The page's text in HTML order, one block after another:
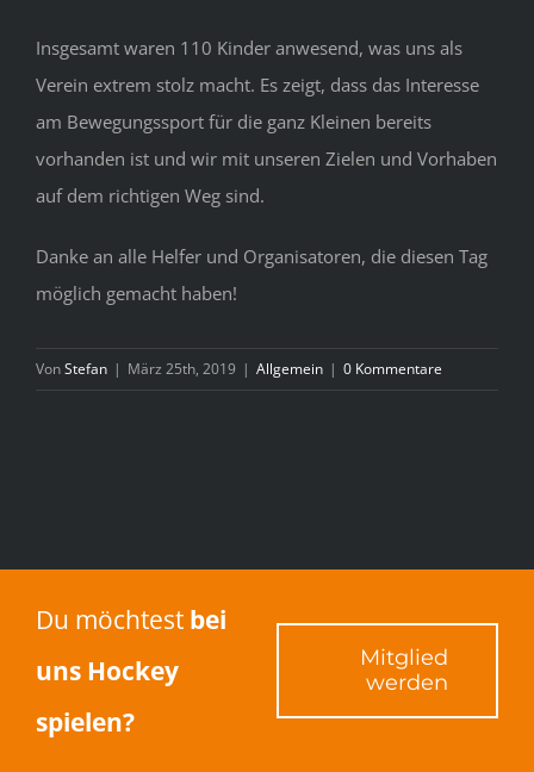
Insgesamt waren 110 Kinder anwesend, was uns als
Verein extrem stolz macht. Es zeigt, dass das Interesse
am Bewegungssport für die ganz Kleinen bereits
vorhanden ist und wir mit unseren Zielen und Vorhaben
auf dem richtigen Weg sind.
Danke an alle Helfer und Organisatoren, die diesen Tag
möglich gemacht haben!
VonStefan | März 25th, 2019 | Allgemein | 0 Kommentare
Du möchtest bei
uns Hockey
spielen?
Mitglied
werden